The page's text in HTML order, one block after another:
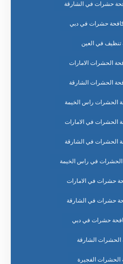
حشرات في الشارقة
حشرات في دبي
في العين
الحشرات الامارات
الحشرات الشارقة
الحشرات راس الخيمة
الحشرات في الامارات
الحشرات في الشارقة
في راس الخيمة
حشرات في الامارات
حشرات في الشارقة
حشرات في دبي
الحشرات الشارقة
الحشرات الفجيرة